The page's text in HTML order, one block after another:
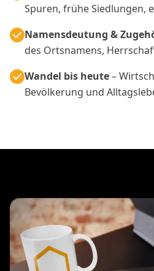
Spuren, frühe Siedlungen,
Namensdeutung &
des Ortsnamens,
Wandel bis heute–
Bevölkerung und